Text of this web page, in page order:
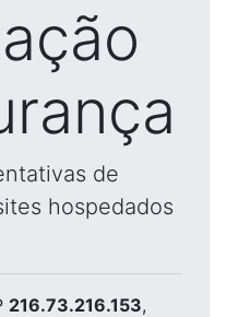
de
hospedados
216.73.216.153,